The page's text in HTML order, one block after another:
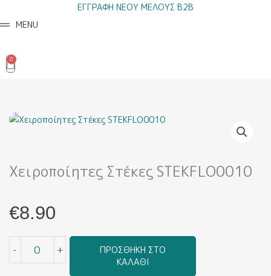
στο
ΕΓΓΡΑΦΗ ΝΕΟΥ ΜΕΛΟΥΣ B2B
MENU
0
Cart
Χειροποίητες Στέκες STEKFLO0010
€8.90
-
Στέκες
+
ΠΡΟΣΘΉΚΗ ΣΤΟ
ΚΑΛΆΘΙ